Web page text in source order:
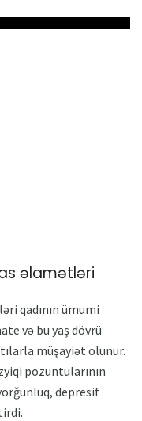
əlamətləri
qadının ümumi
və bu yaş dövrü
müşayiət olunur.
pozuntularının
depresif